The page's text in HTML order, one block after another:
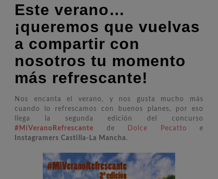
Este verano…
¡queremos que vuelvas
a compartir con
nosotros tu momento
más refrescante!
Nos encanta el verano, y nos gusta mucho más
cuando lo refrescamos con buenos planes, por eso
llega la segunda edición del concurso
#MiVeranoRefrescante de Dolce Pecatto
e
Instagramers Castilla-La Mancha .